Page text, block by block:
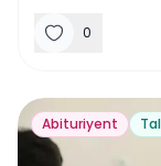
0
Abituriyent